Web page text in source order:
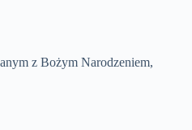
z Bożym Narodzeniem,